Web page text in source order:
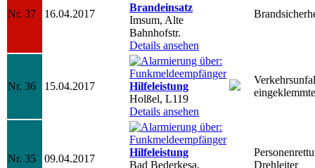
Nr. 37 16.04.2017
Brandeinsatz
Imsum, Alte
Bahnhofstr.
Details ansehen
Nr. 36 15.04.2017
Hilfeleistung
Holßel, L119
Details ansehen
Nr. 35 09.04.2017
Hilfeleistung
Bad Bederkesa,
Drehleiter